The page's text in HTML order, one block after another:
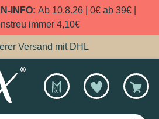
INFO: Ab 10.8.26 | 0€ ab 39€ |
immer 4,10€